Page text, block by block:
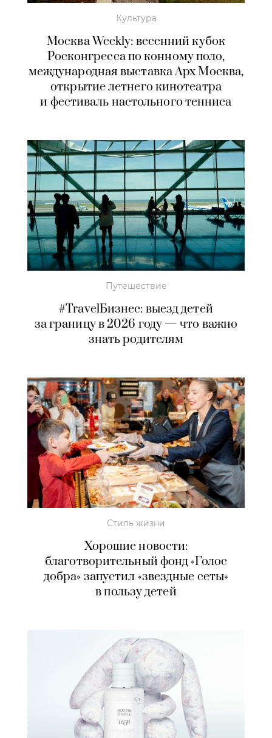
Культура
Москва Weekly: весенний кубок
Росконгресса по конному поло,
международная выставка Арх Москва,
открытие летнего кинотеатра
и фестиваль настольного тенниса
Путешествие
#TravelБизнес: выезд детей
за границу в 2026 году — что важно
знать родителям
Стиль жизни
Хорошие новости:
благотворительный фонд «Голос
добра» запустил «звездные сеты»
в пользу детей